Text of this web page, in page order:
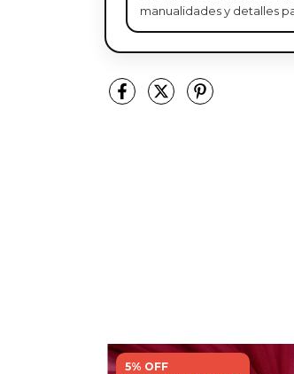
manualidades y detalles
5% OFF